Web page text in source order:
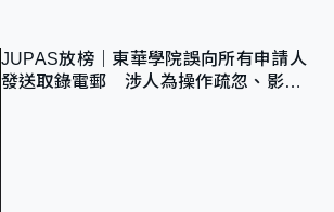
JUPAS放榜｜東華學院誤向所有申請人
發送取錄電郵 涉人為操作疏忽、影響